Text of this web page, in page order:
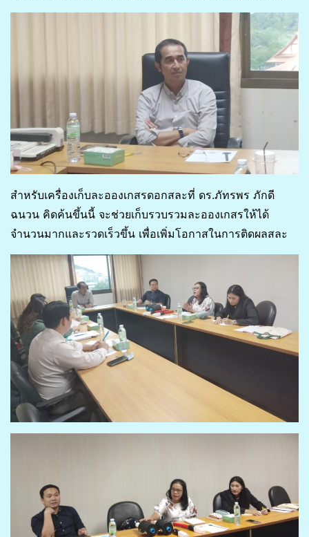
สำหรับเครื่องเก็บละอองเกสรดอกสละที่ ดร.ภัทรพร ภักดี
ฉนวน คิดค้นขึ้นนี้ จะช่วยเก็บรวบรวมละอองเกสรให้ได้
จำนวนมากและรวดเร็วขึ้น เพื่อเพิ่มโอกาสในการติดผลสละ